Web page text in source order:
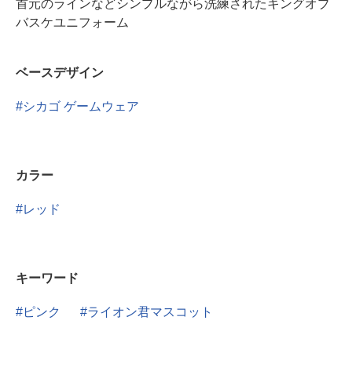
首元のラインなどシンプルながら洗練されたキングオブ
バスケユニフォーム
ベースデザイン
シカゴ ゲームウェア
カラー
レッド
キーワード
ピンク ライオン君マスコット